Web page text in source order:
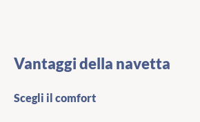
Vantaggi della navetta
Scegli il comfort